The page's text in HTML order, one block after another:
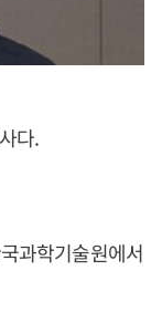
다.
과학기술원에서